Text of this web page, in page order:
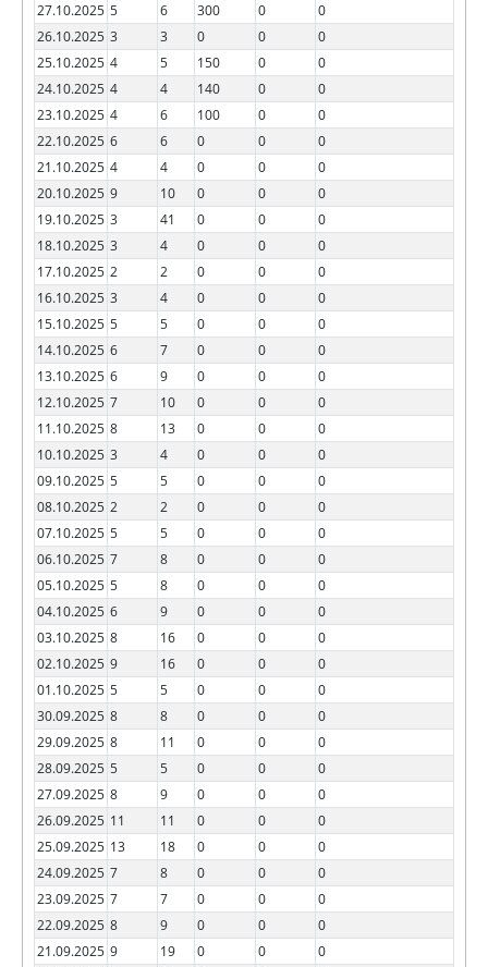
27.10.2025 5 6 300 0
0
26.10.2025 3 3 0 0
0
25.10.2025 4 5 150 0
0
24.10.2025 4 4 140 0
0
23.10.2025 4 6 100 0
0
22.10.2025 6 6 0 0
0
21.10.2025 4 4 0 0
0
20.10.2025 9 10 0 0
0
19.10.2025 3 41 0 0
0
18.10.2025 3 4 0 0
0
17.10.2025 2 2 0 0
0
16.10.2025 3 4 0 0
0
15.10.2025 5 5 0 0
0
14.10.2025 6 7 0 0
0
13.10.2025 6 9 0 0
0
12.10.2025 7 10 0 0
0
11.10.2025 8 13 0 0
0
10.10.2025 3 4 0 0
0
09.10.2025 5 5 0 0
0
08.10.2025 2 2 0 0
0
07.10.2025 5 5 0 0
0
06.10.2025 7 8 0 0
0
05.10.2025 5 8 0 0
0
04.10.2025 6 9 0 0
0
03.10.2025 8 16 0 0
0
02.10.2025 9 16 0 0
0
01.10.2025 5 5 0 0
0
30.09.2025 8 8 0 0
0
29.09.2025 8 11 0 0
0
28.09.2025 5 5 0 0
0
27.09.2025 8 9 0 0
0
26.09.2025 11 11 0 0
0
25.09.2025 13 18 0 0
0
24.09.2025 7 8 0 0
0
23.09.2025 7 7 0 0
0
22.09.2025 8 9 0 0
0
21.09.2025 9 19 0 0
0